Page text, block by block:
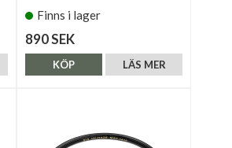
Finns i lager
890 SEK
LÄS MER
KÖP